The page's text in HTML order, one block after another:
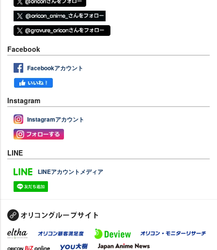
Facebook
Facebookアカウント
Instagram
Instagramアカウント
LINE
LINEアカウントメディア